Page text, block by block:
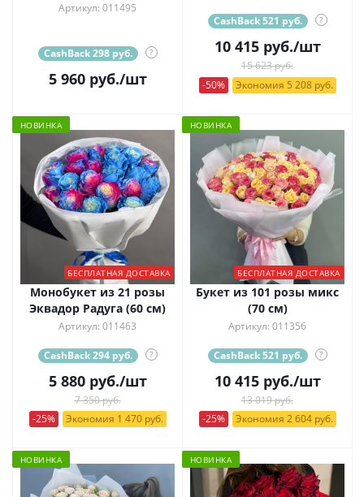
Артикул: 011495
CashBack 298 руб. ?
5 960руб./шт
CashBack 521 руб. ?
10 415руб./шт
15 623 руб.
-50%
Экономия 5 208 руб.
НОВИНКА
БЕСПЛАТНАЯ ДОСТАВКА
Монобукет из 21 розы
Эквадор Радуга (60 см)
Артикул: 011463
CashBack 294 руб. ?
5 880руб./шт
7 350 руб.
-25%
Экономия 1 470 руб.
НОВИНКА
БЕСПЛАТНАЯ ДОСТАВКА
Букет из 101 розы микс
(70 см)
Артикул: 011356
CashBack 521 руб. ?
10 415руб./шт
13 019 руб.
-25%
Экономия 2 604 руб.
НОВИНКА НОВИНКА